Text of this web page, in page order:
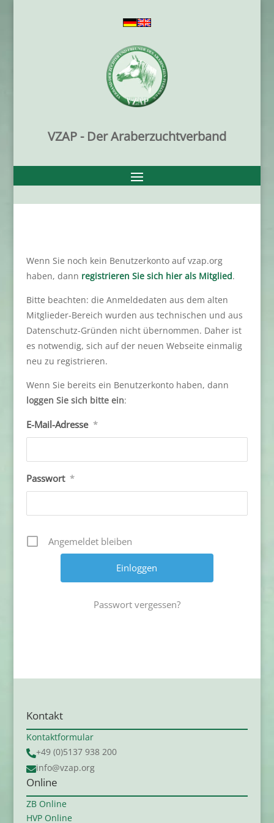
VZAP - Der Araberzuchtverband
Wenn Sie noch kein Benutzerkonto auf vzap.org
haben, dann registrieren Sie sich hier als Mitglied.
Bitte beachten: die Anmeldedaten aus dem alten
Mitglieder-Bereich wurden aus technischen und aus
Datenschutz-Gründen nicht übernommen. Daher ist
es notwendig, sich auf der neuen Webseite einmalig
neu zu registrieren.
Wenn Sie bereits ein Benutzerkonto haben, dann
loggen Sie sich bitte ein:
E-Mail-Adresse *
Passwort *
Angemeldet bleiben
Passwort vergessen?
Kontakt
Kontaktformular
+49 (0)5137 938 200
info@vzap.org
Online
ZB Online
HVP Online